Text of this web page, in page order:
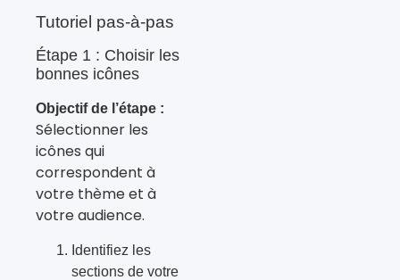
Tutoriel pas-à-pas
Étape 1 : Choisir les
bonnes icônes
Objectif de l’étape :
Sélectionner les
icônes qui
correspondent à
votre thème et à
votre audience.
Identifiez les
sections de votre